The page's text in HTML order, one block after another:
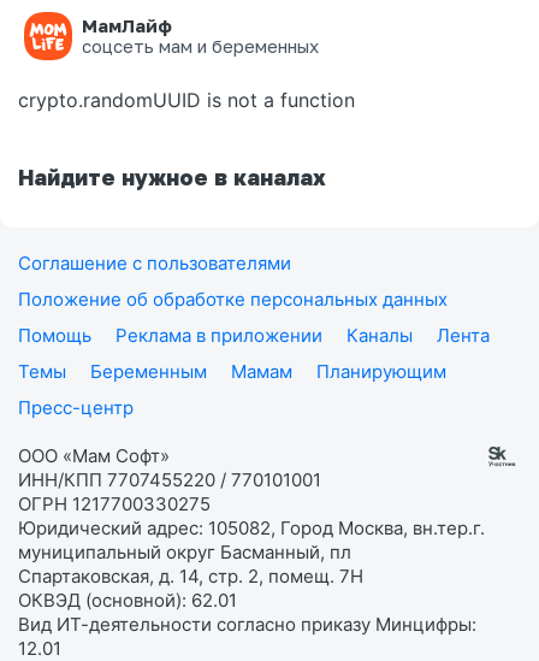
МамЛайф
соцсеть мам и беременных
Ошибка на странице
crypto.randomUUID is not a function
Найдите нужное в каналах
Соглашение с пользователями
Положение об обработке персональных данных
Помощь
Реклама в приложении Каналы
Лента
Темы
Беременным Мамам
Планирующим
Пресс-центр
ООО «Мам Софт»
ИНН/КПП 7707455220 / 770101001
ОГРН 1217700330275
Юридический адрес: 105082, Город Москва, вн.тер.г.
муниципальный округ Басманный, пл
Спартаковская, д. 14, стр. 2, помещ. 7Н
ОКВЭД (основной): 62.01
Вид ИТ-деятельности согласно приказу Минцифры:
12.01